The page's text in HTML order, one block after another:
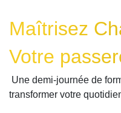
Maîtrisez
Votre
Une demi-journée de
transformer votre